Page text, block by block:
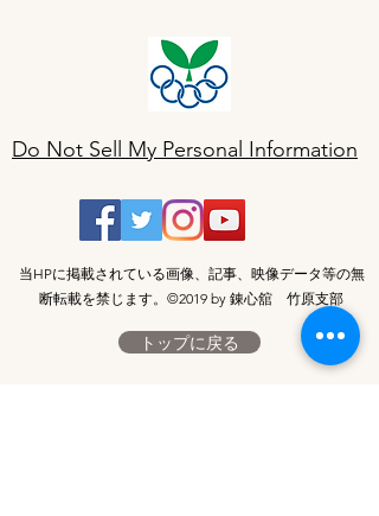
Do Not Sell My Personal Information
当HPに掲載されている画像、記事、映像データ等の無
断転載を禁じます。©2019 by 錬心舘 竹原支部
トップに戻る